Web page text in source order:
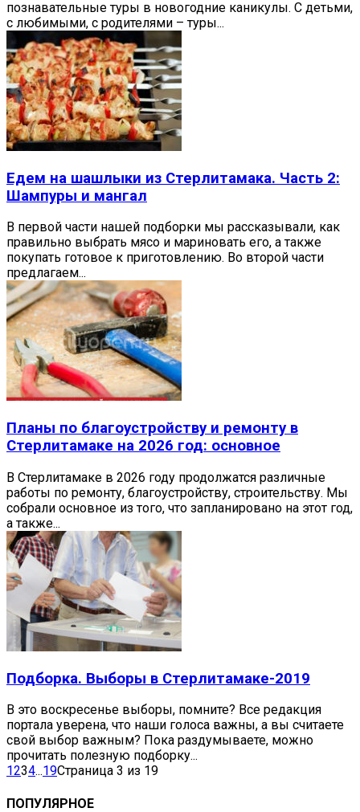
познавательные туры в новогодние каникулы. С детьми,
с любимыми, с родителями – туры...
Едем на шашлыки из Стерлитамака. Часть 2:
Шампуры и мангал
В первой части нашей подборки мы рассказывали, как
правильно выбрать мясо и мариновать его, а также
покупать готовое к приготовлению. Во второй части
предлагаем...
Планы по благоустройству и ремонту в
Стерлитамаке на 2026 год: основное
В Стерлитамаке в 2026 году продолжатся различные
работы по ремонту, благоустройству, строительству. Мы
собрали основное из того, что запланировано на этот год,
а также...
Подборка. Выборы в Стерлитамаке-2019
В это воскресенье выборы, помните? Все редакция
портала уверена, что наши голоса важны, а вы считаете
свой выбор важным? Пока раздумываете, можно
прочитать полезную подборку...
1234...19Страница 3 из 19
ПОПУЛЯРНОЕ